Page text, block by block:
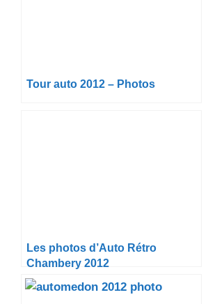
Tour auto 2012 – Photos
Les photos d’Auto Rétro
Chambery 2012